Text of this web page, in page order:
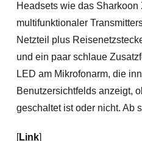
Headsets wie das Sharkoon
multifunktionaler
Netzteil plus
und ein paar schlaue
LED am Mikrofonarm, die
Benutzersichtfelds anzeigt,
geschaltet ist oder nicht. Ab
[Link]